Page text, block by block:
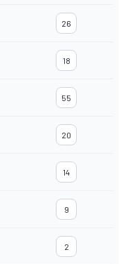
26
18
55
20
14
9
2